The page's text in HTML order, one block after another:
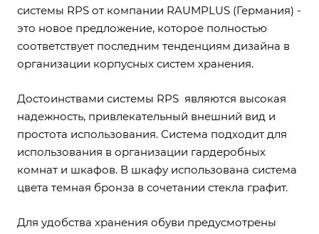
системы RPS от компании RAUMPLUS (Германия) -
это новое предложение, которое полностью
соответствует последним тенденциям дизайна в
организации корпусных систем хранения.
Достоинствами системы RPS являются высокая
надежность, привлекательный внешний вид и
простота использования. Система подходит для
использования в организации гардеробных
комнат и шкафов. В шкафу использована система
цвета темная бронза в сочетании стекла графит.
Для удобства хранения обуви предусмотрены